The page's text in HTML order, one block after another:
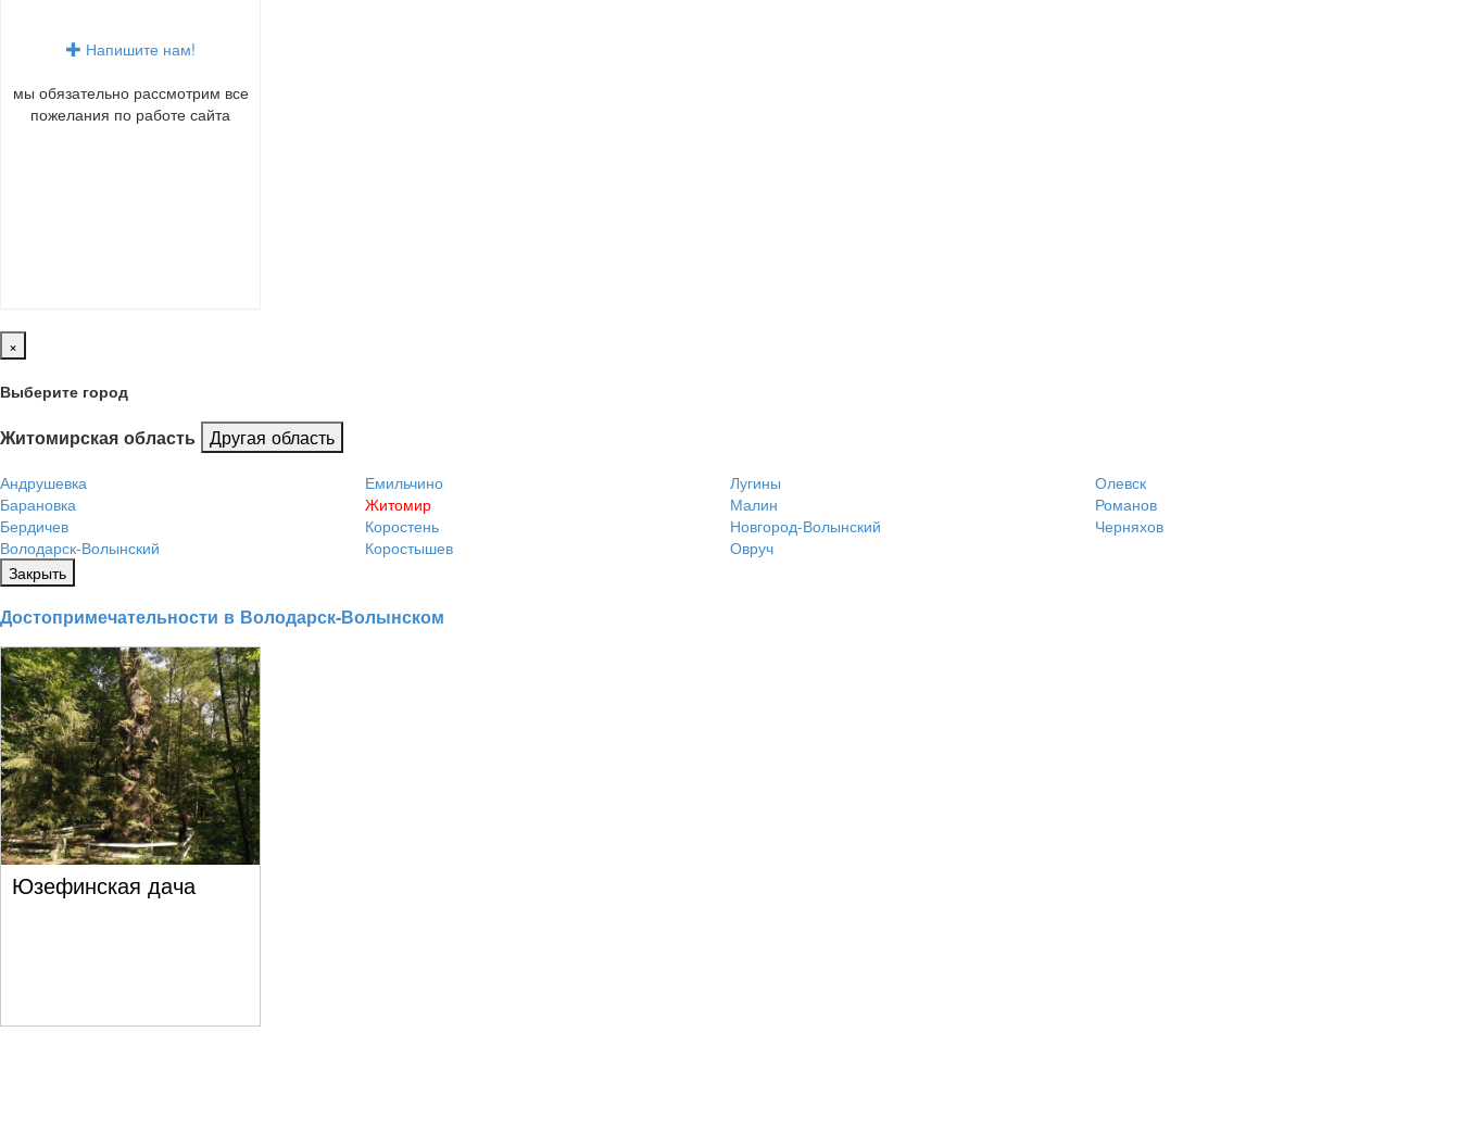
Напишите нам!
мы обязательно рассмотрим все
пожелания по работе сайта
×
Выберите город
Житомирская область Другая область
Андрушевка
Барановка
Бердичев
Володарск-Волынский
Емильчино
Житомир
Коростень
Коростышев
Лугины
Малин
Новгород-Волынский
Овруч
Олевск
Романов
Черняхов
Закрыть
Достопримечательности в Володарск-Волынском
Юзефинская дача